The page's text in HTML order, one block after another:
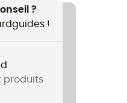
?
!
produits